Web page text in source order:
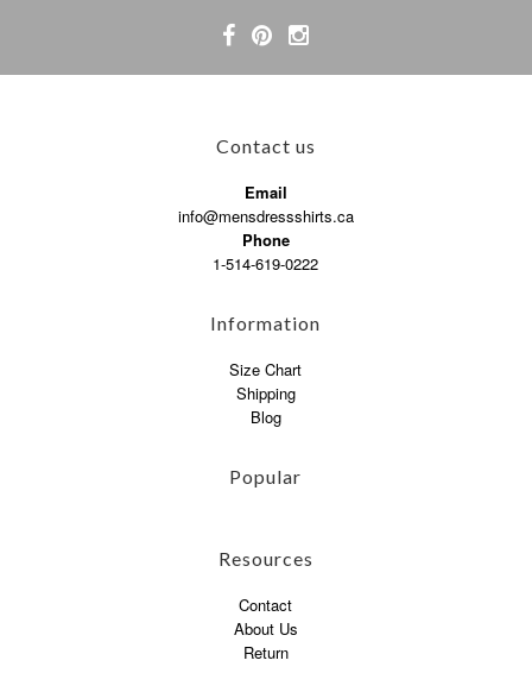
Contact us
Email
info@mensdressshirts.ca
Phone
1-514-619-0222
Information
Size Chart
Shipping
Blog
Popular
Resources
Contact
About Us
Return